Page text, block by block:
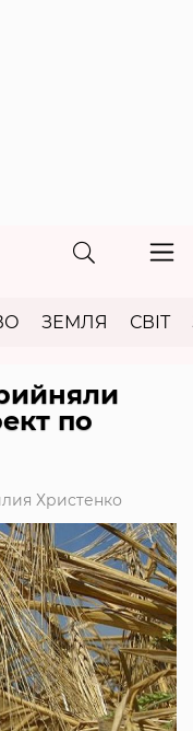
ЗЕМЛЯ СВІТ
по
Христенко